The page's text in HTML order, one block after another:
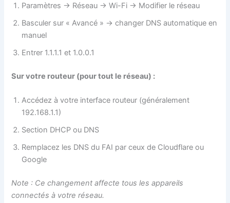
Paramètres → Réseau → Wi-Fi → Modifier le réseau
Basculer sur « Avancé » → changer DNS automatique en
manuel
Entrer 1.1.1.1 et 1.0.0.1
Sur votre routeur (pour tout le réseau) :
Accédez à votre interface routeur (généralement
192.168.1.1)
Section DHCP ou DNS
Remplacez les DNS du FAI par ceux de Cloudflare ou
Google
Note : Ce changement affecte tous les appareils
connectés à votre réseau.